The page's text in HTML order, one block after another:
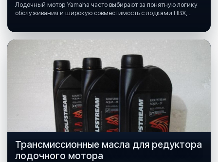
Лодочный мотор Yamaha часто выбирают за понятную логику
обслуживания и широкую совместимость с лодками ПВХ,
Трансмиссионные масла для редуктора
лодочного мотора